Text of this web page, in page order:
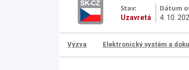
Stav:
Uzavretá
Dátum
4. 10.
Výzva Elektronický systém a